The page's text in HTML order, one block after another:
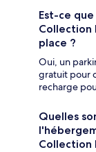
Est-ce
Collection
place ?
Oui, un
gratuit pour
recharge
Quelles
Collection